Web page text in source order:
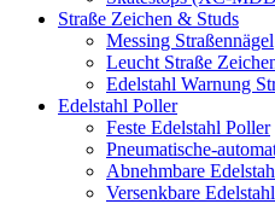
Straße Zeichen & Studs
Messing Straßennägel
Leucht Straße
Edelstahl Warnung
Edelstahl Poller
Feste Edelstahl Poller
Pneumatische-
Abnehmbare
Versenkbare